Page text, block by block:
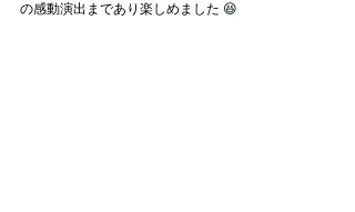
の感動演出まであり楽しめました 😆